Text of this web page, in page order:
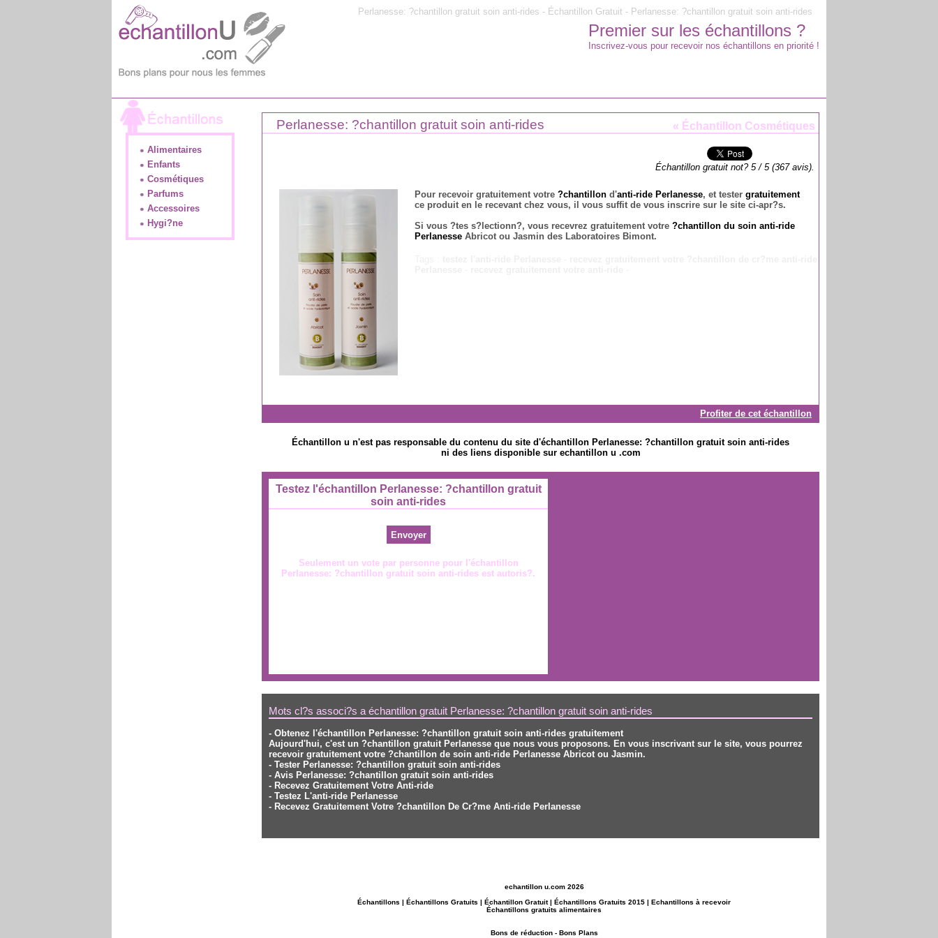
Perlanesse: ?chantillon gratuit soin anti-rides - Échantillon Gratuit - Perlanesse: ?chantillon gratuit soin anti-rides
Premier sur les échantillons ?
Inscrivez-vous pour recevoir nos échantillons en priorité !
« Échantillon Cosmétiques
Perlanesse: ?chantillon gratuit soin anti-rides
Échantillon gratuit not? 5/ 5(367avis).
Pour recevoir gratuitement votre?chantillon d'anti-ride Perlanesse, et testergratuitement
ce produit en le recevant chez vous, il vous suffit de vous inscrire sur le site ci-apr?s.
Si vous ?tes s?lectionn?, vous recevrez gratuitement votre?chantillon du soin anti-ride
Perlanesse Abricot ou Jasmin des Laboratoires Bimont.
Profiter de cet échantillon
Échantillon u n'est pas responsable du contenu du site d'échantillon Perlanesse: ?chantillon gratuit soin anti-rides
ni des liens disponible sur echantillon u .com
Testez l'échantillon Perlanesse: ?chantillon gratuit
soin anti-rides
Seulement un vote par personne pour l'échantillon
Perlanesse: ?chantillon gratuit soin anti-rides est autoris?.
Mots cl?s associ?s a échantillon gratuit Perlanesse: ?chantillon gratuit soin anti-rides
- Obtenez l'échantillon Perlanesse: ?chantillon gratuit soin anti-rides gratuitement
Aujourd'hui, c'est un?chantillon gratuit Perlanesse que nous vous proposons. En vous inscrivant sur le site, vous pourrez
recevoir gratuitement votre ?chantillon desoin anti-ride Perlanesse Abricot ou Jasmin.
- Tester Perlanesse: ?chantillon gratuit soin anti-rides
- Avis Perlanesse: ?chantillon gratuit soin anti-rides
- Recevez Gratuitement Votre Anti-ride
- Testez L'anti-ride Perlanesse
- Recevez Gratuitement Votre ?chantillon De Cr?me Anti-ride Perlanesse
Alimentaires
Enfants
Cosmétiques
Parfums
Accessoires
Hygi?ne
echantillon u.com 2026
Échantillons | Échantillons Gratuits | Échantillon Gratuit| Échantillons Gratuits 2015 | Echantillons à recevoir
Échantillons gratuits alimentaires
Bons de réduction- Bons Plans